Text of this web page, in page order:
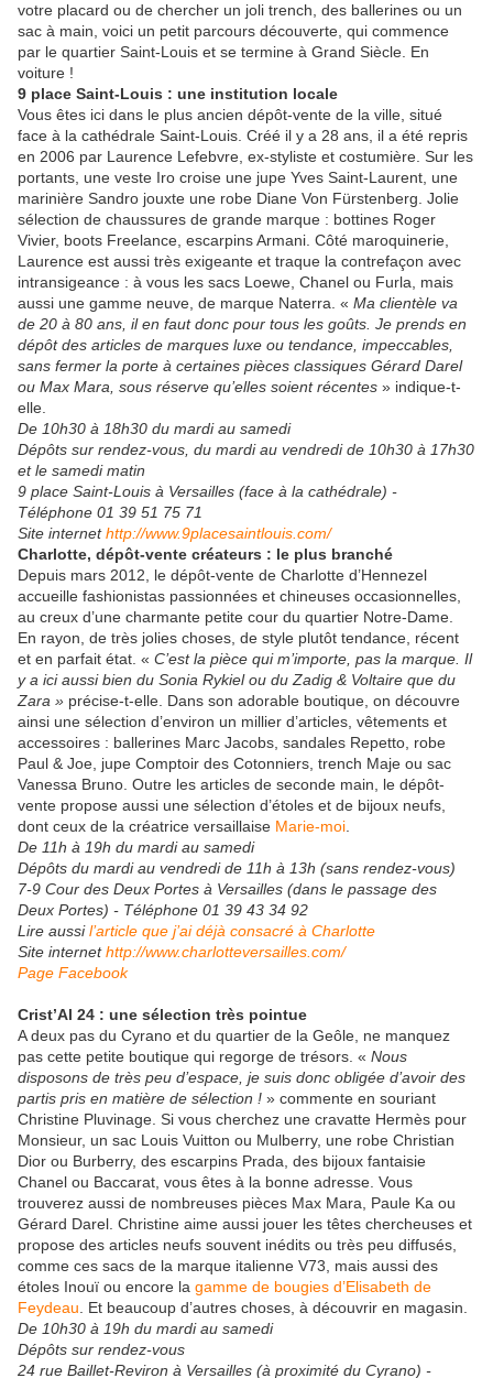
votre placard ou de chercher un joli trench, des ballerines ou un
sac à main, voici un petit parcours découverte, qui commence
par le quartier Saint-Louis et se termine à Grand Siècle. En
voiture !
9 place Saint-Louis : une institution locale
Vous êtes ici dans le plus ancien dépôt-vente de la ville, situé
face à la cathédrale Saint-Louis. Créé il y a 28 ans, il a été repris
en 2006 par Laurence Lefebvre, ex-styliste et costumière. Sur les
portants, une veste Iro croise une jupe Yves Saint-Laurent, une
marinière Sandro jouxte une robe Diane Von Fürstenberg. Jolie
sélection de chaussures de grande marque : bottines Roger
Vivier, boots Freelance, escarpins Armani. Côté maroquinerie,
Laurence est aussi très exigeante et traque la contrefaçon avec
intransigeance : à vous les sacs Loewe, Chanel ou Furla, mais
aussi une gamme neuve, de marque Naterra. « Ma clientèle va
de 20 à 80 ans, il en faut donc pour tous les goûts. Je prends en
dépôt des articles de marques luxe ou tendance, impeccables,
sans fermer la porte à certaines pièces classiques Gérard Darel
ou Max Mara, sous réserve qu’elles soient récentes » indique-t-
elle.
De 10h30 à 18h30 du mardi au samedi
Dépôts sur rendez-vous, du mardi au vendredi de 10h30 à 17h30
et le samedi matin
9 place Saint-Louis à Versailles (face à la cathédrale) -
Téléphone 01 39 51 75 71
Site internet http://www.9placesaintlouis.com/
Charlotte, dépôt-vente créateurs : le plus branché
Depuis mars 2012, le dépôt-vente de Charlotte d’Hennezel
accueille fashionistas passionnées et chineuses occasionnelles,
au creux d’une charmante petite cour du quartier Notre-Dame.
En rayon, de très jolies choses, de style plutôt tendance, récent
et en parfait état. « C’est la pièce qui m’importe, pas la marque. Il
y a ici aussi bien du Sonia Rykiel ou du Zadig & Voltaire que du
Zara » précise-t-elle. Dans son adorable boutique, on découvre
ainsi une sélection d’environ un millier d’articles, vêtements et
accessoires : ballerines Marc Jacobs, sandales Repetto, robe
Paul & Joe, jupe Comptoir des Cotonniers, trench Maje ou sac
Vanessa Bruno. Outre les articles de seconde main, le dépôt-
vente propose aussi une sélection d’étoles et de bijoux neufs,
dont ceux de la créatrice versaillaise Marie-moi
De 11h à 19h du mardi au samedi
Dépôts du mardi au vendredi de 11h à 13h (sans rendez-vous)
7-9 Cour des Deux Portes à Versailles (dans le passage des
Deux Portes) - Téléphone 01 39 43 34 92
Lire aussi l’article que j’ai déjà consacré à Charlotte
Site internet http://www.charlotteversailles.com/
Page Facebook
Crist’Al 24 : une sélection très pointue
A deux pas du Cyrano et du quartier de la Geôle, ne manquez
pas cette petite boutique qui regorge de trésors. « Nous
disposons de très peu d’espace, je suis donc obligée d’avoir des
partis pris en matière de sélection ! » commente en souriant
Christine Pluvinage. Si vous cherchez une cravatte Hermès pour
Monsieur, un sac Louis Vuitton ou Mulberry, une robe Christian
Dior ou Burberry, des escarpins Prada, des bijoux fantaisie
Chanel ou Baccarat, vous êtes à la bonne adresse. Vous
trouverez aussi de nombreuses pièces Max Mara, Paule Ka ou
Gérard Darel. Christine aime aussi jouer les têtes chercheuses et
propose des articles neufs souvent inédits ou très peu diffusés,
comme ces sacs de la marque italienne V73, mais aussi des
étoles Inouï ou encore la gamme de bougies d’Elisabeth de
Feydeau . Et beaucoup d’autres choses, à découvrir en magasin.
De 10h30 à 19h du mardi au samedi
Dépôts sur rendez-vous
24 rue Baillet-Reviron à Versailles (à proximité du Cyrano) -